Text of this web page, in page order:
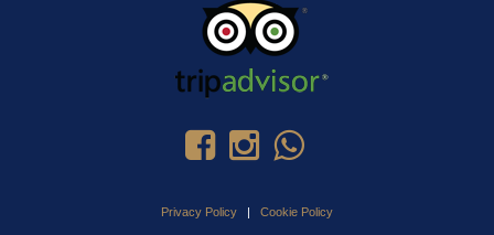
Privacy Policy | Cookie Policy